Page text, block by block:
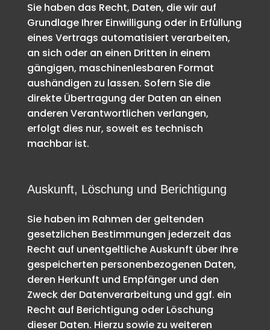
Sie haben das Recht, Daten, die wir auf
Grundlage Ihrer Einwilligung oder in Erfüllung
eines Vertrags automatisiert verarbeiten,
an sich oder an einen Dritten in einem
gängigen, maschinenlesbaren Format
aushändigen zu lassen. Sofern Sie die
direkte Übertragung der Daten an einen
anderen Verantwortlichen verlangen,
erfolgt dies nur, soweit es technisch
machbar ist.
Auskunft, Löschung und Berichtigung
Sie haben im Rahmen der geltenden
gesetzlichen Bestimmungen jederzeit das
Recht auf unentgeltliche Auskunft über Ihre
gespeicherten personenbezogenen Daten,
deren Herkunft und Empfänger und den
Zweck der Datenverarbeitung und ggf. ein
Recht auf Berichtigung oder Löschung
dieser Daten. Hierzu sowie zu weiteren